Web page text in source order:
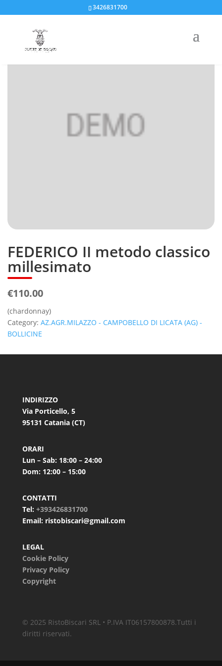
3426831700
FEDERICO II metodo classico
millesimato
€110.00
(chardonnay)
Category: AZ.AGR.MILAZZO - CAMPOBELLO DI LICATA (AG) -
BOLLICINE
INDIRIZZO
Via Porticello, 5
95131 Catania (CT)
ORARI
Lun – Sab: 18:00 – 24:00
Dom: 12:00 – 15:00
CONTATTI
Tel: +393426831700
Email: ristobiscari@gmail.com
LEGAL
Cookie Policy
Privacy Policy
Copyright
© 2025 RistoBiscari SRL • P.IVA IT06157800878.Tutti i
diritti riservati.